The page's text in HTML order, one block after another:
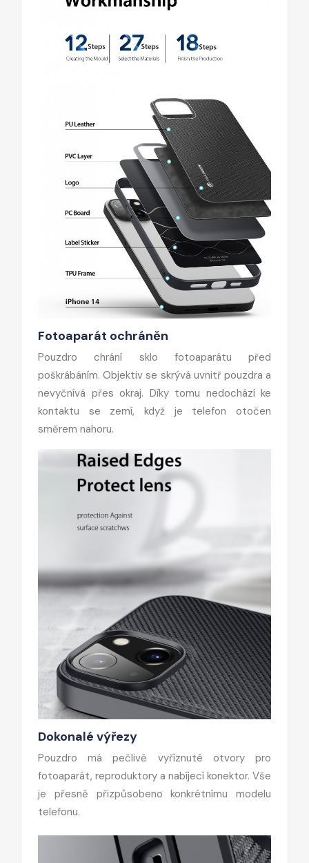
Fotoaparát ochráněn
Pouzdro chrání sklo fotoaparátu před
poškrábáním. Objektiv se skrývá uvnitř pouzdra a
nevyčnívá přes okraj. Díky tomu nedochází ke
kontaktu se zemí, když je telefon otočen
směrem nahoru.
Dokonalé výřezy
Pouzdro má pečlivě vyříznuté otvory pro
fotoaparát, reproduktory a nabíjecí konektor. Vše
je přesně přizpůsobeno konkrétnímu modelu
telefonu.